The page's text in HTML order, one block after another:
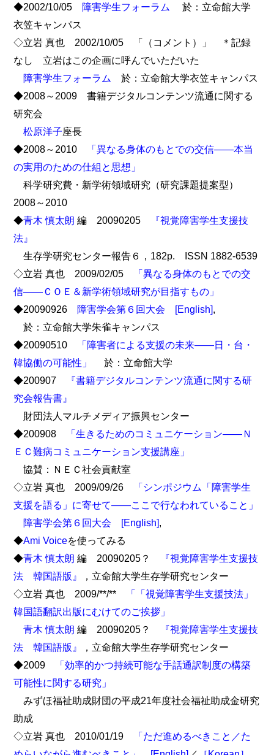
◆2002/10/05障害学生フォーラム
於：立命館大学
衣笠キャンパス
◇立岩 真也 2002/10/05 「（コメント）」 ＊記録
なし 立岩はこの企画に呼んでいただいた
障害学生フォーラム
於：立命館大学衣笠キャンパス
◆2008～2009 書籍デジタルコンテンツ流通に関する
研究会
松原洋子座長
◆2008～2010
「異なる身体のもとでの交信――本当
の実用のための仕組と思想」
科学研究費・新学術領域研究（研究課題提案型）
2008～2010
◆青木 慎太朗 編 20090205
『視覚障害学生支援技
法』
生存学研究センター報告６，182p. ISSN 1882-6539
◇立岩 真也 2009/02/05
「異なる身体のもとでの交
信――ＣＯＥ＆新学術領域研究が目指すもの」
◆20090926障害学会第６回大会 [English],
於：立命館大学朱雀キャンパス
◆20090510
「障害者による支援の未来――日・台・
韓協働の可能性」
於：立命館大学
◆200907
『書籍デジタルコンテンツ流通に関する研
究会報告書』
財団法人マルチメディア振興センター
◆200908
「生きるためのコミュニケーション――Ｎ
ＥＣ難病コミュニケーション支援講座」
協賛：ＮＥＣ社会貢献室
◇立岩 真也 2009/09/26
「シンポジウム「障害学生
支援を語る」に寄せて――ここで行なわれていること」
障害学会第６回大会
[English],
◆Ami Voiceを使ってみる
◆青木 慎太朗 編 20090205？
『視覚障害学生支援技
法 韓国語版』
，立命館大学生存学研究センター
◇立岩 真也 2009/**/**
「「視覚障害学生支援技法」
韓国語翻訳出版にむけてのご挨拶」
青木 慎太朗 編 20090205？
『視覚障害学生支援技
法 韓国語版』
，立命館大学生存学研究センター
◆2009
「効率的かつ持続可能な手話通訳制度の構築
可能性に関する研究」
みずほ福祉助成財団の平成21年度社会福祉助成金研究
助成
◇立岩 真也 2010/01/19
「ただ進めるべきこと／た